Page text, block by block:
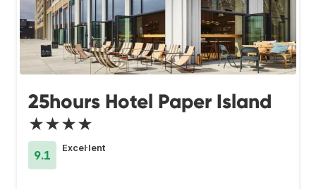
25hours Hotel Paper Island
★★★★
9.1
Excel·lent